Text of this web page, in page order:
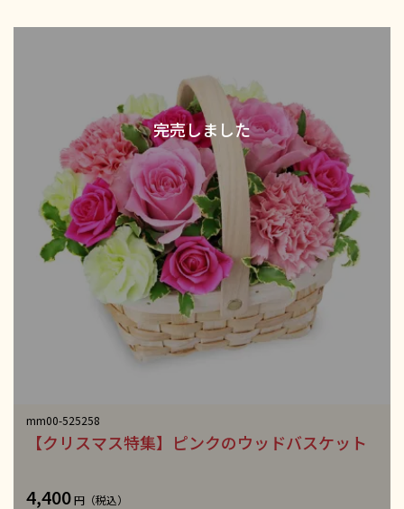
mm00-525258
【クリスマス特集】ピンクのウッドバスケット
4,400円（税込）